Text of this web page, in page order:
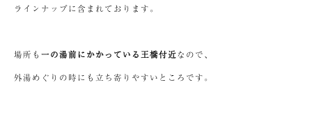
ラインナップに含まれております。
場所も 一の湯前にかかっている王橋付近なので、
外湯めぐりの時にも立ち寄りやすいところです。